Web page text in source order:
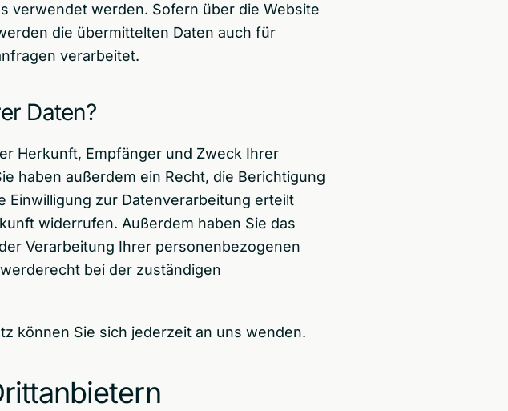
verwendet werden. Sofern über die Website
die übermittelten Daten auch für
verarbeitet.
Daten?
Herkunft, Empfänger und Zweck Ihrer
haben außerdem ein Recht, die Berichtigung
Einwilligung zur Datenverarbeitung erteilt
widerrufen. Außerdem haben Sie das
Verarbeitung Ihrer personenbezogenen
bei der zuständigen
können Sie sich jederzeit an uns wenden.